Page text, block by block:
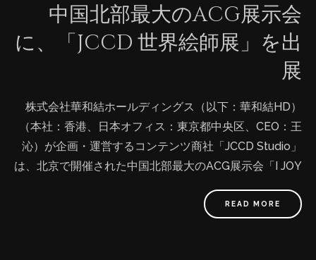
中国北部最大のACG展示会
に、「JCCD 世界絵師展」を出
展
株式会社華和結ホールディングス（以下：華和結HD）
（本社：香港、日本オフィス：東京都中央区、CEO：王
沁）が企画・運営するコンテンツ商社「JCCD Studio」
は、北京で開催された中国北部最大のACG展示会「I JOY
博覧会」に「JCCD 世界絵師展」を出展し、ACGクリエ
READ MORE